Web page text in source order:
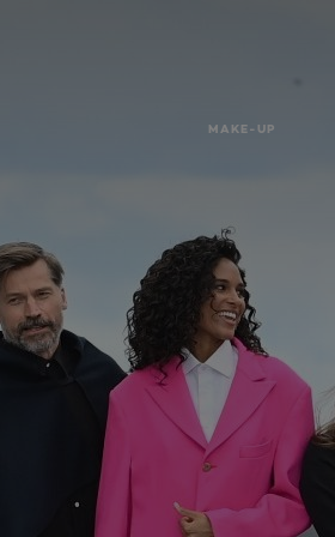
MAKE-UP